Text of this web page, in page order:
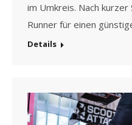
im Umkreis. Nach kurzer
Runner für einen
Details